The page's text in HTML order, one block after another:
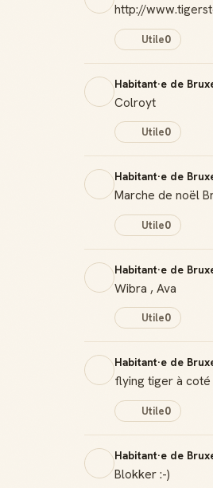
http://
Utile0
Habitant·e de
Colroyt
Utile0
Habitant·e de
Marche de noël
Utile0
Habitant·e de
Wibra , Ava
Utile0
Habitant·e de
flying tiger à
Utile0
Habitant·e de
Blokker :-)